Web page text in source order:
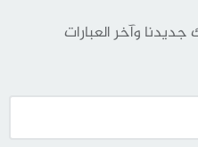
وآخر العبارات